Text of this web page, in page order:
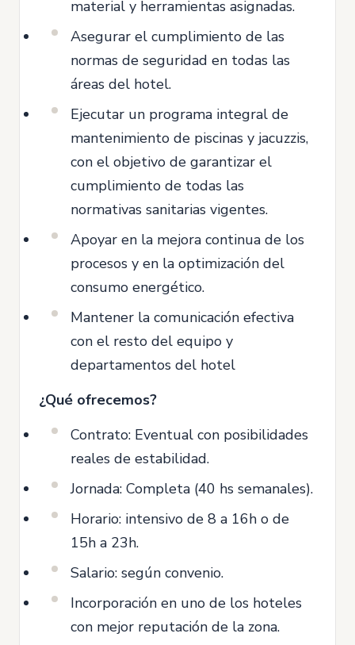
material y herramientas asignadas.
Asegurar el cumplimiento de las
normas de seguridad en todas las
áreas del hotel.
Ejecutar un programa integral de
mantenimiento de piscinas y jacuzzis,
con el objetivo de garantizar el
cumplimiento de todas las
normativas sanitarias vigentes.
Apoyar en la mejora continua de los
procesos y en la optimización del
consumo energético.
Mantener la comunicación efectiva
con el resto del equipo y
departamentos del hotel
¿Qué ofrecemos?
Contrato: Eventual con posibilidades
reales de estabilidad.
Jornada: Completa (40 hs semanales).
Horario: intensivo de 8 a 16h o de
15h a 23h.
Salario: según convenio.
Incorporación en uno de los hoteles
con mejor reputación de la zona.